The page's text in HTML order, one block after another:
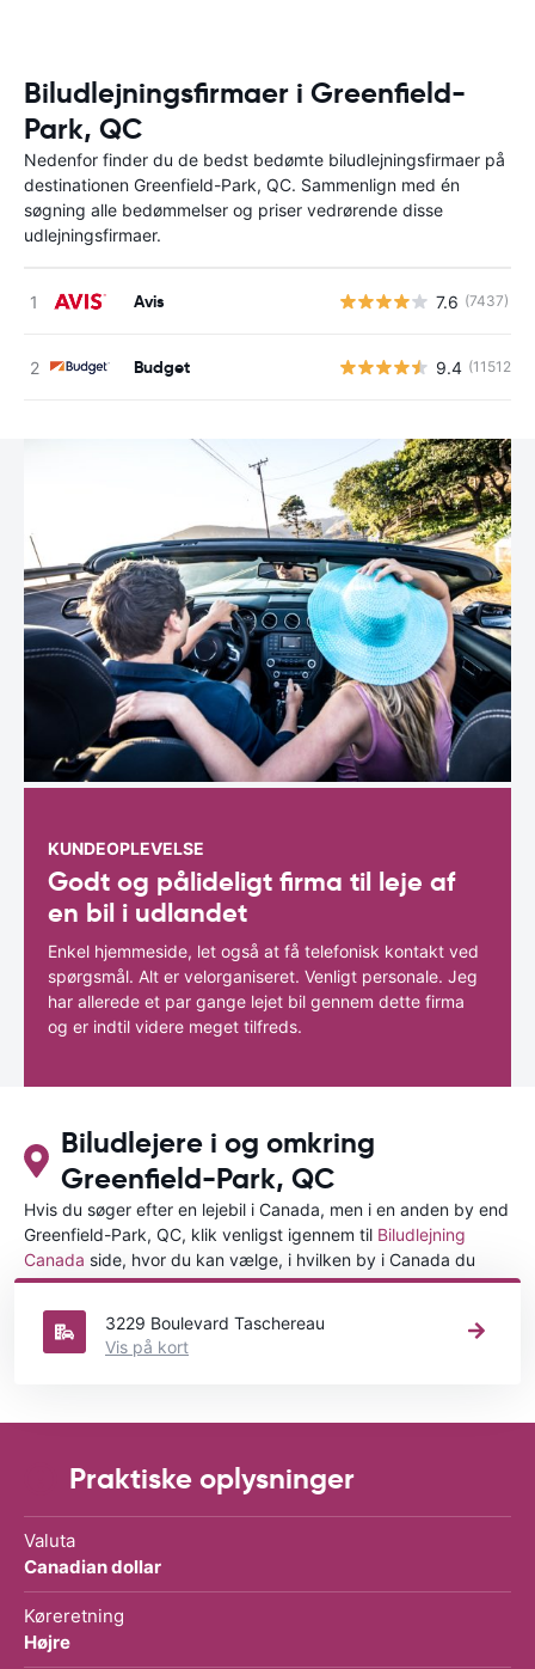
Biludlejningsfirmaer i Greenfield-
Park, QC
Nedenfor finder du de bedst bedømte biludlejningsfirmaer på
destinationen Greenfield-Park, QC. Sammenlign med én
søgning alle bedømmelser og priser vedrørende disse
udlejningsfirmaer.
Avis 7.6 (7437)
Budget 9.4 (11512)
KUNDEOPLEVELSE
Godt og pålideligt firma til leje af
en bil i udlandet
Enkel hjemmeside, let også at få telefonisk kontakt ved
spørgsmål. Alt er velorganiseret. Venligt personale. Jeg
har allerede et par gange lejet bil gennem dette firma
og er indtil videre meget tilfreds.
Biludlejere i og omkring
Greenfield-Park, QC
Hvis du søger efter en lejebil i Canada, men i en anden by end
Greenfield-Park, QC, klik venligst igennem til Biludlejning
Canada side, hvor du kan vælge, i hvilken by i Canada du
ønsker at leje en bil.
3229 Boulevard Taschereau
Vis på kort
Praktiske oplysninger
Valuta
Canadian dollar
Køreretning
Højre